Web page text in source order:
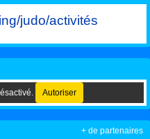
judo/activités
Autoriser
+ de partenaires